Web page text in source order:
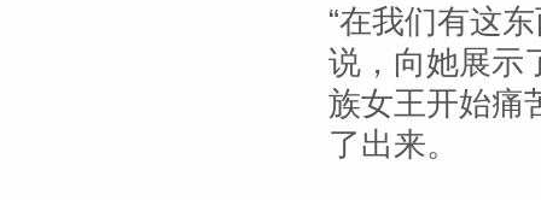
“在我们有这
说，向她展示
族女王开始痛
了出来。